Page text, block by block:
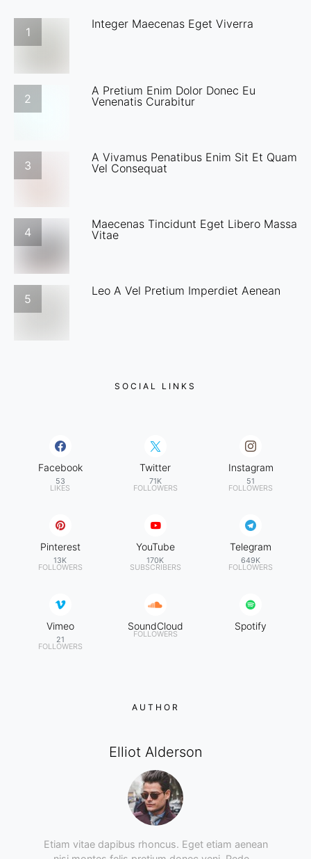
1
Integer Maecenas Eget Viverra
2
A Pretium Enim Dolor Donec Eu
Venenatis Curabitur
3
A Vivamus Penatibus Enim Sit Et Quam
Vel Consequat
4
Maecenas Tincidunt Eget Libero Massa
Vitae
5
Leo A Vel Pretium Imperdiet Aenean
SOCIAL LINKS
Facebook
53
LIKES
Twitter
71K
FOLLOWERS
Instagram
51
FOLLOWERS
Pinterest
13K
FOLLOWERS
YouTube
170K
SUBSCRIBERS
Telegram
649K
FOLLOWERS
Vimeo
21
FOLLOWERS
SoundCloud
FOLLOWERS
Spotify
AUTHOR
Elliot Alderson
Etiam vitae dapibus rhoncus. Eget etiam aenean